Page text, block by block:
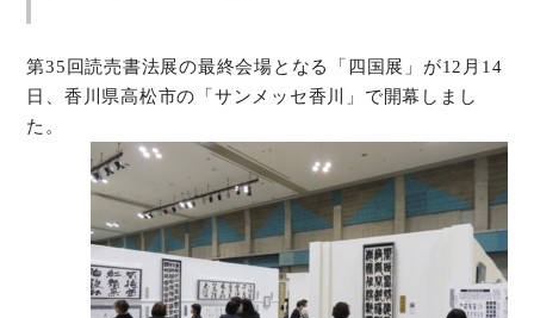
第35回読売書法展の最終会場となる「四国展」が12月14
日、香川県高松市の「サンメッセ香川」で開幕しまし
た。